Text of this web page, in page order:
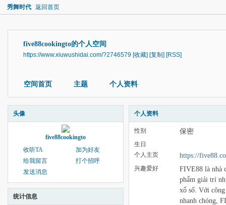
秀舞时代 返回首页
five88cookingto的个人空间
https://www.xiuwushidai.com/?2746579 [收藏] [复制] [RSS]
空间首页 主题 个人资料
头像
five88cookingto
收听TA
加为好友
给我留言
打个招呼
发送消息
统计信息
个人资料
性别 保密
生日
个人主页
https://
兴趣爱好
FIVE88 là nhà
phẩm giải trí
xổ số. Với
nhanh chóng,